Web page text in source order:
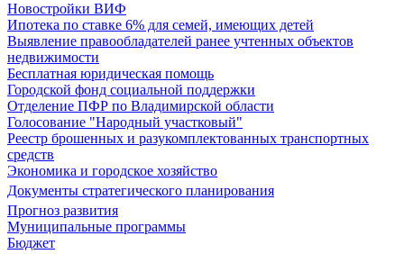
Новостройки ВИФ
Ипотека по ставке 6% для семей, имеющих детей
Выявление правообладателей ранее учтенных объектов
недвижимости
Бесплатная юридическая помощь
Городской фонд социальной поддержки
Отделение ПФР по Владимирской области
Голосование "Народный участковый"
Реестр брошенных и разукомплектованных транспортных
средств
Экономика и городское хозяйство
Документы стратегического планирования
Прогноз развития
Муниципальные программы
Бюджет